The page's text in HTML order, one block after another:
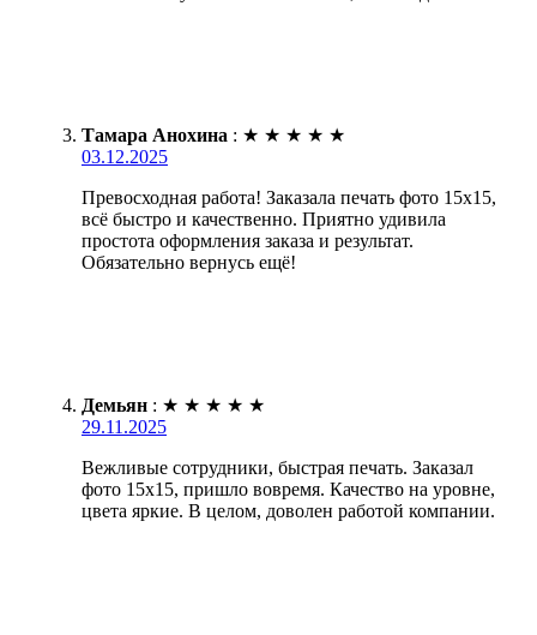
Тамара Анохина : ★ ★ ★ ★ ★
03.12.2025
Превосходная работа! Заказала печать фото 15х15,
всё быстро и качественно. Приятно удивила
простота оформления заказа и результат.
Обязательно вернусь ещё!
Демьян : ★ ★ ★ ★ ★
29.11.2025
Вежливые сотрудники, быстрая печать. Заказал
фото 15х15, пришло вовремя. Качество на уровне,
цвета яркие. В целом, доволен работой компании.